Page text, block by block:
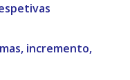
incremento,